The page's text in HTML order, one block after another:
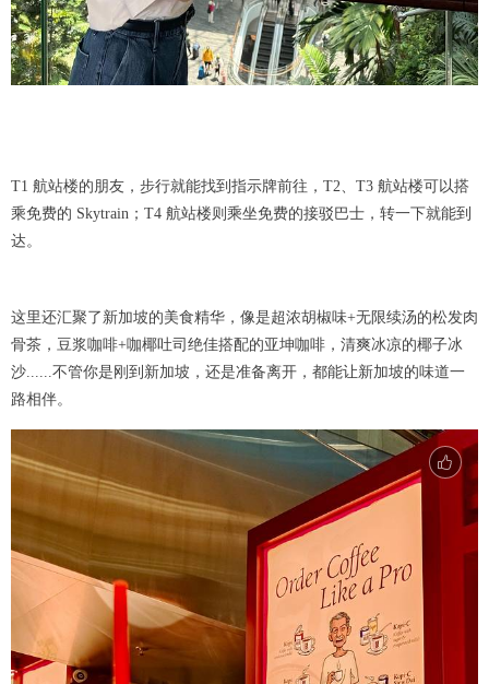
T1 航站楼的朋友，步行就能找到指示牌前往，T2、T3 航站楼可以搭
乘免费的 Skytrain；T4 航站楼则乘坐免费的接驳巴士，转一下就能到
达。
这里还汇聚了新加坡的美食精华，像是超浓胡椒味+无限续汤的松发肉
骨茶，豆浆咖啡+咖椰吐司绝佳搭配的亚坤咖啡，清爽冰凉的椰子冰
沙......不管你是刚到新加坡，还是准备离开，都能让新加坡的味道一
路相伴。